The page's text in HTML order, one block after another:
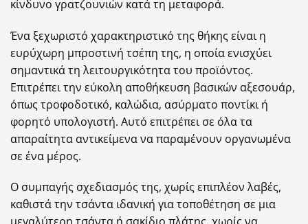
κίνδυνο γρατζουνιών κατά τη μεταφορά.
Ένα ξεχωριστό χαρακτηριστικό της θήκης είναι η
ευρύχωρη μπροστινή τσέπη της, η οποία ενισχύει
σημαντικά τη λειτουργικότητα του προϊόντος.
Επιτρέπει την εύκολη αποθήκευση βασικών αξεσουάρ,
όπως τροφοδοτικό, καλώδια, ασύρματο ποντίκι ή
φορητό υπολογιστή. Αυτό επιτρέπει σε όλα τα
απαραίτητα αντικείμενα να παραμένουν οργανωμένα
σε ένα μέρος.
Ο συμπαγής σχεδιασμός της, χωρίς επιπλέον λαβές,
καθιστά την τσάντα ιδανική για τοποθέτηση σε μια